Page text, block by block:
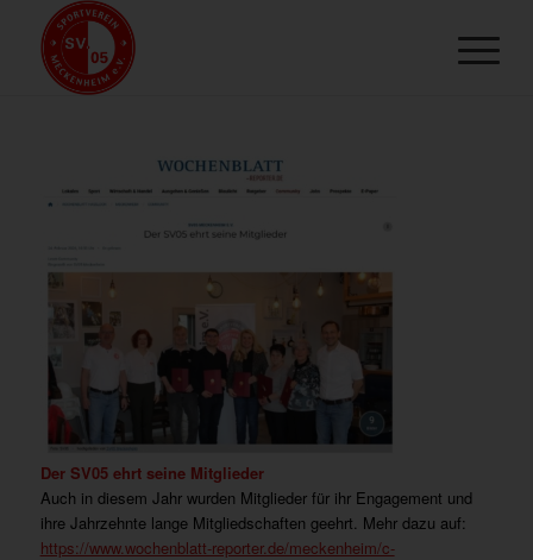
Der SV05 ehrt seine Mitglieder
Auch in diesem Jahr wurden Mitglieder für ihr Engagement und
ihre Jahrzehnte lange Mitgliedschaften geehrt. Mehr dazu auf:
https://www.wochenblatt-reporter.de/meckenheim/c-